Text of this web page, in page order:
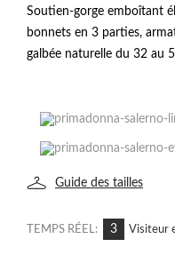
Soutien‑gorge emboîtant
bonnets en 3 parties,
galbée naturelle du 32 au
Guide des tailles
TEMPS RÉEL: 3 Visiteur